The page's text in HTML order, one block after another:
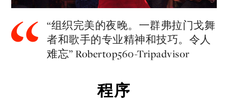
“组织完美的夜晚。一群弗拉门戈舞
者和歌手的专业精神和技巧。令人
难忘” Robertop560-Tripadvisor
程序